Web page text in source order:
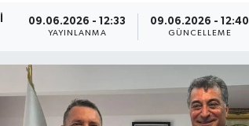
09.06.2026 - 12:33
YAYINLANMA
09.06.2026 - 12:40
GÜNCELLEME